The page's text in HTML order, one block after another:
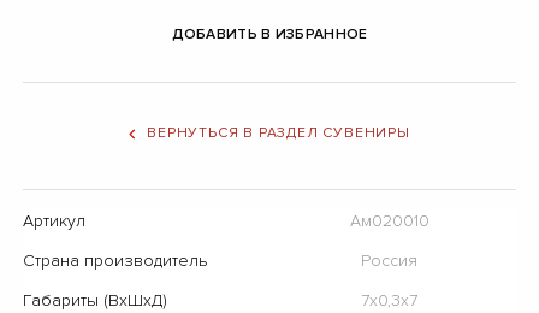
ДОБАВИТЬ В ИЗБРАННОЕ
ВЕРНУТЬСЯ В РАЗДЕЛ СУВЕНИРЫ
Артикул
Ам020010
Страна производитель
Россия
Габариты (ВхШхД)
7х0,3х7